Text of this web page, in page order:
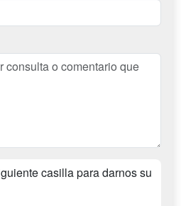
casilla para darnos su